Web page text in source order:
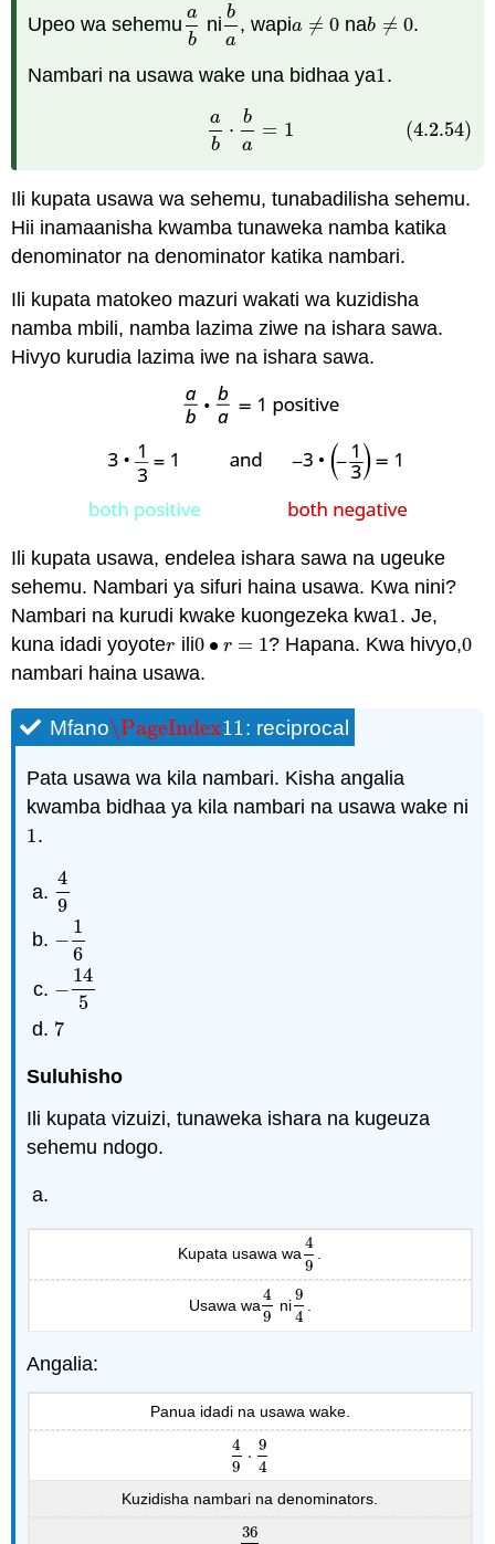
Upeo wa sehemu
a
b
ab ni
b
a
ba, wapia ≠ 0
a ≠0 nab ≠ 0
b ≠0 .
Nambari na usawa wake una bidhaa ya1
1.
a
b
⋅
b
a
= 1 (4.2.54)
(4.2.54)a ba
Ili kupata usawa wa sehemu, tunabadilisha sehemu.
Hii inamaanisha kwamba tunaweka namba katika
denominator na denominator katika nambari.
Ili kupata matokeo mazuri wakati wa kuzidisha
namba mbili, namba lazima ziwe na ishara sawa.
Hivyo kurudia lazima iwe na ishara sawa.
Ili kupata usawa, endelea ishara sawa na ugeuke
sehemu. Nambari ya sifuri haina usawa. Kwa nini?
Nambari na kurudi kwake kuongezeka kwa1
1. Je,
kuna idadi yoyoter
r ili0 ∙ r = 1
0 •r =1 ? Hapana. Kwa hivyo,0
0
nambari haina usawa.
Mfano\PageIndex11
\PageIndex11: reciprocal
Pata usawa wa kila nambari. Kisha angalia
kwamba bidhaa ya kila nambari na usawa wake ni
1
1.
4
9
49
−
1
6
−16
−
14
5
−145
7
7
Suluhisho
Ili kupata vizuizi, tunaweka ishara na kugeuza
sehemu ndogo.
Kupata usawa wa
4
9
49.
Usawa wa
4
9
49 ni
9
4
94
Angalia:
Panua idadi na usawa wake.
4
9
⋅
9
4
49 ⋅ 94
Kuzidisha nambari na denominators.
36